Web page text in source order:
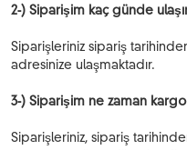
2-) Siparişim kaç günde
Siparişleriniz sipariş
adresinize ulaşmaktadır.
3-) Siparişim ne zaman
Siparişleriniz, sipariş